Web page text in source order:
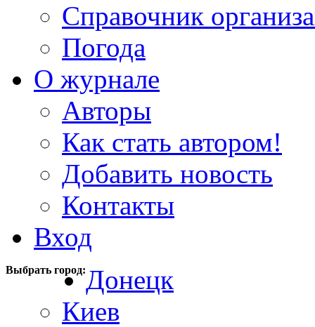
Справочник
Погода
О журнале
Авторы
Как стать автором!
Добавить новость
Контакты
Вход
Выбрать город:Донецк
Киев